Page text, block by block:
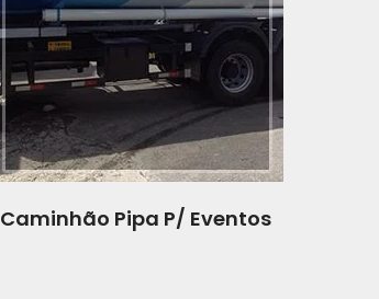
Caminhão Pipa P/ Eventos